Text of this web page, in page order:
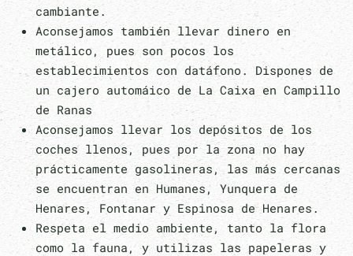
cambiante.
Aconsejamos también llevar dinero en
metálico, pues son pocos los
establecimientos con datáfono. Dispones de
un cajero automáico de La Caixa en Campillo
de Ranas
Aconsejamos llevar los depósitos de los
coches llenos, pues por la zona no hay
prácticamente gasolineras, las más cercanas
se encuentran en Humanes, Yunquera de
Henares, Fontanar y Espinosa de Henares.
Respeta el medio ambiente, tanto la flora
como la fauna, y utilizas las papeleras y